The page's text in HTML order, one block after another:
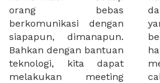
orang bebas
berkomunikasi dengan
siapapun, dimanapun.
Bahkan dengan bantuan
teknologi, kita dapat
melakukan meeting
dan alat komunikasi
yang kurang
berkualitas. Jika ada
hambatan dalam
melakukan conference
call hal ini tentu akan